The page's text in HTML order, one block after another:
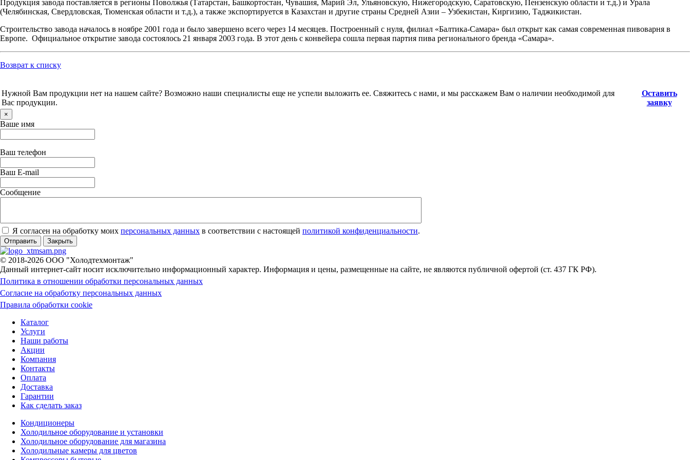
Продукция завода поставляется в регионы Поволжья (Татарстан, Башкортостан, Чувашия, Марий Эл, Ульяновскую, Нижегородскую, Саратовскую, Пензенскую области и т.д.) и Урала
(Челябинская, Свердловская, Тюменская области и т.д.), а также экспортируется в Казахстан и другие страны Средней Азии – Узбекистан, Киргизию, Таджикистан.
Строительство завода началось в ноябре 2001 года и было завершено всего через 14 месяцев. Построенный с нуля, филиал «Балтика-Самара» был открыт как самая современная пивоварня в
Европе. Официальное открытие завода состоялось 21 января 2003 года. В этот день с конвейера сошла первая партия пива регионального бренда «Самара».
Возврат к списку
Нужной Вам продукции нет на нашем сайте? Возможно наши специалисты еще не успели выложить ее. Свяжитесь с нами, и мы расскажем Вам о наличии необходимой для
Вас продукции.
Оставить
заявку
×
Ваше имя
Ваш телефон
Ваш E-mail
Сообщение
Я согласен на обработку моих персональных данных в соответствии с настоящей политикой конфиденциальности.
Отправить Закрыть
© 2018-2026 ООО "Холодтехмонтаж"
Данный интернет-сайт носит исключительно информационный характер. Информация и цены, размещенные на сайте, не являются публичной офертой (ст. 437 ГК РФ).
Политика в отношении обработки персональных данных
Согласие на обработку персональных данных
Правила обработки cookie
Каталог
Услуги
Наши работы
Акции
Компания
Контакты
Оплата
Доставка
Гарантии
Как сделать заказ
Кондиционеры
Холодильное оборудование и установки
Холодильное оборудование для магазина
Холодильные камеры для цветов